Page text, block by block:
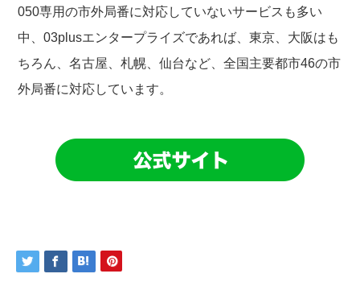
050専用の市外局番に対応していないサービスも多い
中、03plusエンタープライズであれば、東京、大阪はも
ちろん、名古屋、札幌、仙台など、全国主要都市46の市
外局番に対応しています。